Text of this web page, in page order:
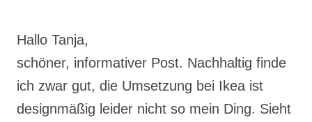
Hallo Tanja,
schöner, informativer Post. Nachhaltig finde
ich zwar gut, die Umsetzung bei Ikea ist
designmäßig leider nicht so mein Ding. Sieht